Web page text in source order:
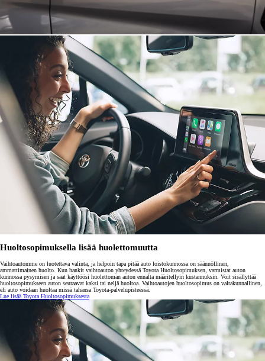
Huoltosopimuksella lisää huolettomuutta
Vaihtoautomme on luotettava valinta, ja helpoin tapa pitää auto loistokunnossa on säännöllinen,
ammattimainen huolto. Kun hankit vaihtoauton yhteydessä Toyota Huoltosopimuksen, varmistat auton
kunnossa pysymisen ja saat käyttöösi huolettoman auton ennalta määritellyin kustannuksin. Voit sisällyttää
huoltosopimukseen auton seuraavat kaksi tai neljä huoltoa. Vaihtoautojen huoltosopimus on valtakunnallinen,
eli auto voidaan huoltaa missä tahansa Toyota-palvelupisteessä.
Lue lisää Toyota Huoltosopimuksesta